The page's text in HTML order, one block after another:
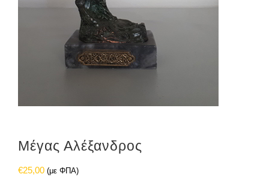
Μέγας Αλέξανδρος
€25,00 (με ΦΠΑ)